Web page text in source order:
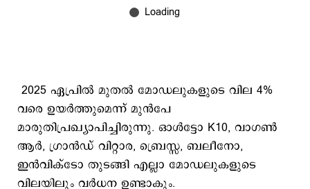
2025 ഏപ്രിൽ മുതൽ മോഡലുകളുടെ വില 4%
വരെ ഉയർത്തുമെന്ന് മുന്‍പേ
മാരുതിപ്രഖ്യാപിച്ചിരുന്നു. ഓൾട്ടോ K10, വാഗൺ
ആർ, ഗ്രാൻഡ് വിറ്റാര, ബ്രെസ്സ, ബലീനോ,
ഇൻവിക്ടോ തുടങ്ങി എല്ലാ മോഡലുകളുടെ
വിലയിലും വര്‍ധന ഉണ്ടാകും.